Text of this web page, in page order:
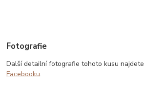
Fotografie
Další detailní fotografie tohoto kusu najdete
Facebooku.